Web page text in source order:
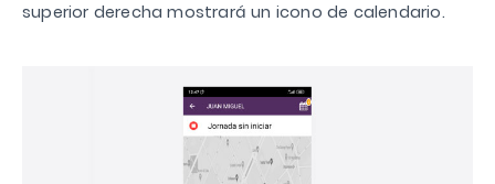
superior derecha mostrará un icono de calendario.